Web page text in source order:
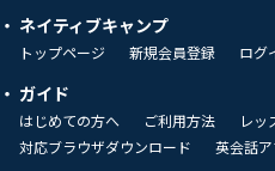
ネイティブキャンプ
トップページ 新規会員登録 ログ
ガイド
はじめての方へ ご利用方法 レッ
対応ブラウザダウンロード
英会話